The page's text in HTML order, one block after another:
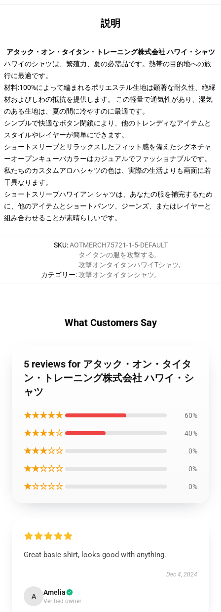
説明
アタック・オン・タイタン・トレーニング株式会社 ハワイ・シャツ
ハワイのシャツは、繁殖力、夏の必需品です。熱帯の目的地への旅
行に最適です。
材料:100%によって編まれるポリエステル生地は顕著な耐久性、絶縁
材およびしわの抵抗を提供します。 この軽量で通気性があり、湿気
のある生地は、夏の間に冷やすのに最適です。
シンプルで快適なボタン閉鎖により、他のトレンディなアイテムと
スタイルやレイヤーが簡単にできます。
ショートスリーブとリラックスしたフィット感を備えたシグネチャ
ーオープンキューバカラーはカジュアルでファッショナブルです。
私たちのカスタムアロハシャツの色は、実際の生活よりも画面に若
干異なります。
ショートスリーブハワイアン シャツは、あなたの服を補完するため
に、他のアイテムとショートパンツ、ジーンズ、またはレイヤーと
組み合わせることが素晴らしいです。
SKU:AOTMERCH75721-1-5-DEFAULT
カテゴリー:
タイタンの服を攻撃する,
攻撃オンタイタンハワイTシャツ,
攻撃オンタイタンシャツ,
What Customers Say
5 reviews for アタック・オン・タイタ
ン・トレーニング株式会社 ハワイ・シ
ャツ
★★★★★ 60%
★★★★☆ 40%
★★★☆☆ 0%
★★☆☆☆ 0%
★☆☆☆☆ 0%
Great basic shirt, looks good with anything.
Dec 4, 2024
A Amelia
Verified owner